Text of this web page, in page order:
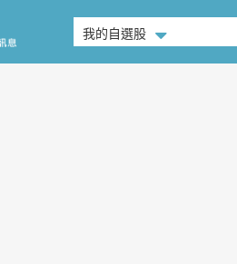
我的自選股